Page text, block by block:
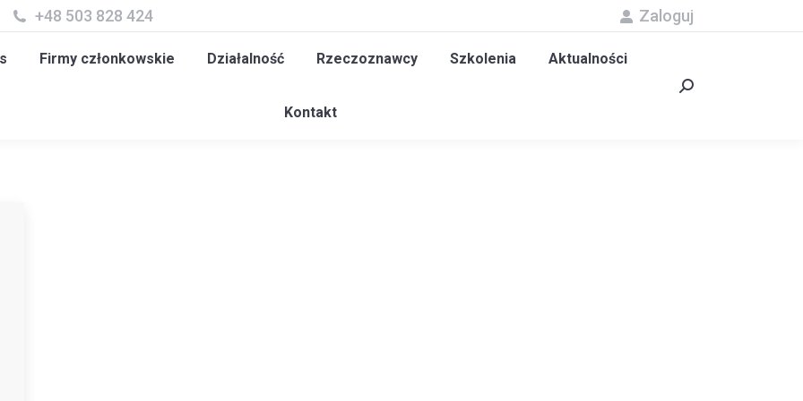
+48 503 828 424 Zaloguj
Firmy członkowskie Działalność Rzeczoznawcy Szkolenia Aktualności
Kontakt
Szukaj:
członkowskie Działalność Kontakt Szukaj: